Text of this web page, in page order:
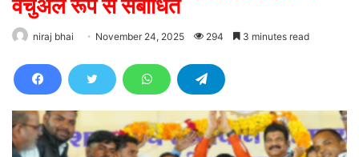
वर्चुअल रूप से संबोधित
niraj bhai November 24, 2025 294 3 minutes read